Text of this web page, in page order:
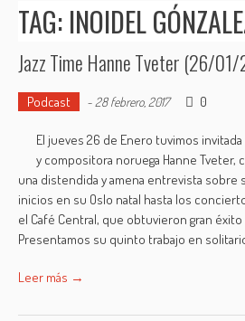
TAG: INOIDEL
Jazz Time Hanne Tveter (26/
Podcast - 28 febrero, 2017 0
El jueves 26 de Enero tuvimos
y compositora noruega Hanne Tveter,
una distendida y amena entrevista sobre
inicios en su Oslo natal hasta los
el Café Central, que obtuvieron gran
Presentamos su quinto trabajo en
Leer más →